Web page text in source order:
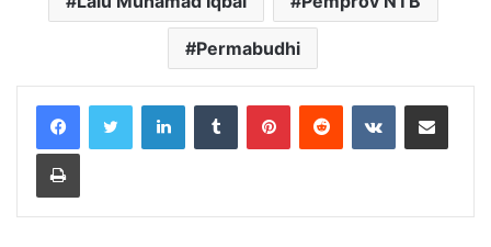
Permabudhi
LinkedInTumblr PinterestReddit VKontakteShare via Email
Print